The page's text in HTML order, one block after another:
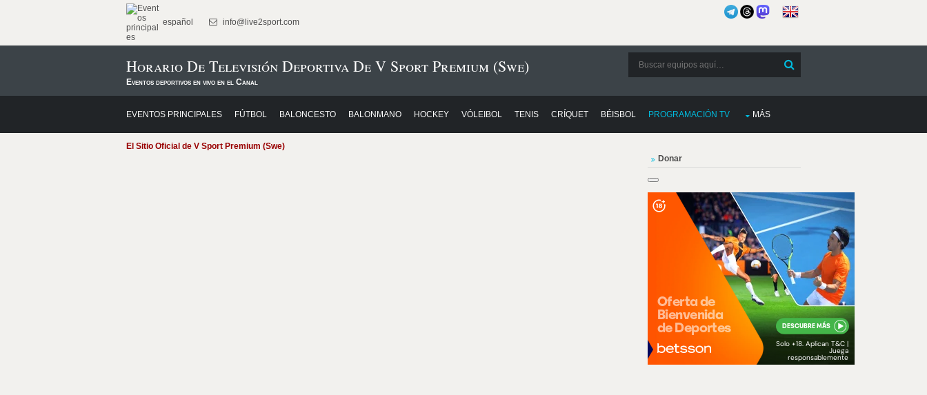
español info@live2sport.com
Horario De Televisión Deportiva De V Sport Premium (Swe)
Eventos deportivos en vivo en el Canal
EVENTOS PRINCIPALES FÚTBOL BALONCESTO BALONMANO HOCKEY VÓLEIBOL TENIS CRÍQUET BÉISBOL PROGRAMACIÓN TV MÁS
El Sitio Oficial de V Sport Premium (Swe)
Donar